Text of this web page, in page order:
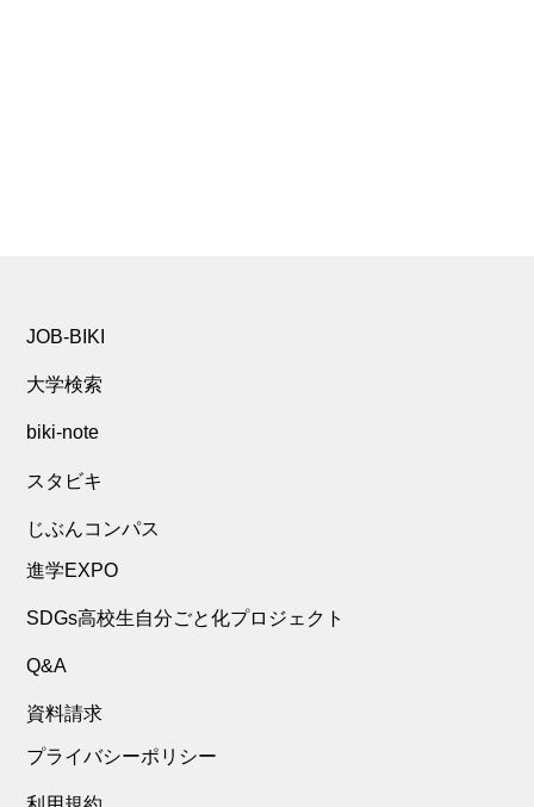
JOB-BIKI
大学検索
biki-note
スタビキ
じぶんコンパス
進学EXPO
SDGs高校生自分ごと化プロジェクト
Q&A
資料請求
プライバシーポリシー